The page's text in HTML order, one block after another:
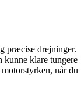
præcise drejninger.
kunne klare tungere
når du